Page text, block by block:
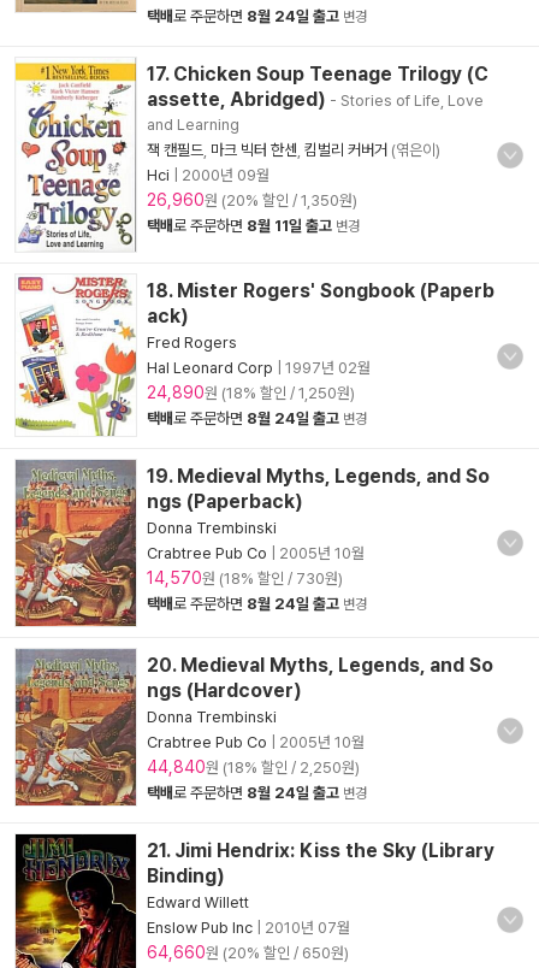
택배로 주문하면 8월 24일 출고 변경
17. Chicken Soup Teenage Trilogy (C
assette, Abridged) - Stories of Life, Love
and Learning
잭 캔필드 마크 빅터 한센 킴벌리 커버거 (엮은이)
Hci
2000년 09월
26,960원 (20% 할인 / 1,350원)
택배로 주문하면 8월 11일 출고 변경
18. Mister Rogers' Songbook (Paperb
ack)
Fred Rogers
Hal Leonard Corp
1997년 02월
24,890원 (18% 할인 / 1,250원)
택배로 주문하면 8월 24일 출고 변경
19. Medieval Myths, Legends, and So
ngs (Paperback)
Donna Trembinski
Crabtree Pub Co
2005년 10월
14,570원 (18% 할인 / 730원)
택배로 주문하면 8월 24일 출고 변경
20. Medieval Myths, Legends, and So
ngs (Hardcover)
Donna Trembinski
Crabtree Pub Co
2005년 10월
44,840원 (18% 할인 / 2,250원)
택배로 주문하면 8월 24일 출고 변경
21. Jimi Hendrix: Kiss the Sky (Library
Binding)
Edward Willett
Enslow Pub Inc
2010년 07월
64,660원 (20% 할인 / 650원)